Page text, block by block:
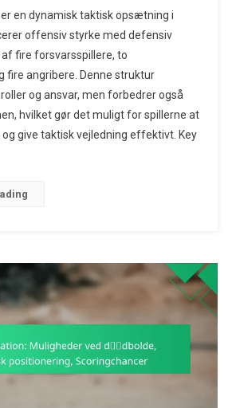
2-
4
På
Banen,
Motiverende
en dynamisk taktisk opsætning i
offensiv styrke med defensiv
fire forsvarsspillere, to
fire angribere. Denne struktur
og ansvar, men forbedrer også
hvilket gør det muligt for spillerne at
give taktisk vejledning effektivt. Key